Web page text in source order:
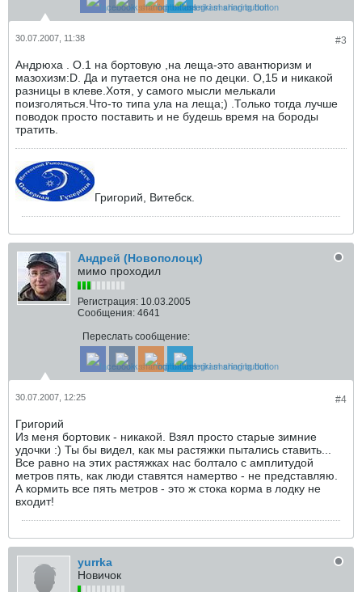
#3
30.07.2007, 11:38
Андрюха . О.1 на бортовую ,на леща-это авантюризм и
мазохизм:D. Да и путается она не по децки. О,15 и никакой
разницы в клеве.Хотя, у самого мысли мелькали
поизголяться.Что-то типа ула на леща;) .Только тогда лучше
поводок просто поставить и не будешь время на бороды
тратить.
Григорий, Витебск.
Андрей (Новополоцк)
мимо проходил
Регистрация: 10.03.2005
Сообщения: 4641
Переслать сообщение:
#4
30.07.2007, 12:25
Григорий
Из меня бортовик - никакой. Взял просто старые зимние
удочки :) Ты бы видел, как мы растяжки пытались ставить...
Все равно на этих растяжках нас болтало с амплитудой
метров пять, как люди ставятся намертво - не представляю.
А кормить все пять метров - это ж стока корма в лодку не
входит!
yurrka
Новичок